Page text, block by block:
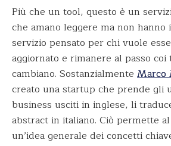
Più che un tool, questo è un
che amano leggere ma non hanno
servizio pensato per chi vuole
aggiornato e rimanere al passo coi
cambiano. Sostanzialmente Marco
creato una startup che prende gli
business usciti in inglese, li
abstract in italiano. Ciò permette
un’idea generale dei concetti